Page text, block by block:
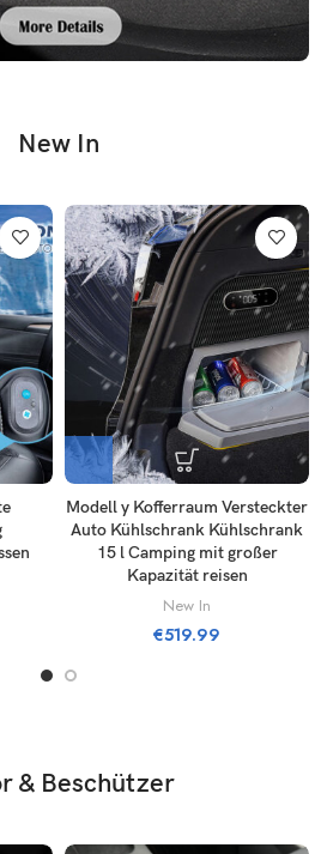
New In
Modell y Kofferraum Versteckter
Auto Kühlschrank Kühlschrank
15 l Camping mit großer
Kapazität reisen
New In
€519.99
& Beschützer